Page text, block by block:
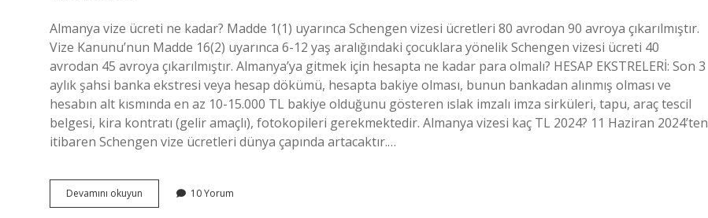
Almanya vize ücreti ne kadar? Madde 1(1) uyarınca Schengen vizesi ücretleri 80 avrodan 90 avroya çıkarılmıştır.
Vize Kanunu’nun Madde 16(2) uyarınca 6-12 yaş aralığındaki çocuklara yönelik Schengen vizesi ücreti 40
avrodan 45 avroya çıkarılmıştır. Almanya’ya gitmek için hesapta ne kadar para olmalı? HESAP EKSTRELERİ: Son 3
aylık şahsi banka ekstresi veya hesap dökümü, hesapta bakiye olması, bunun bankadan alınmış olması ve
hesabın alt kısmında en az 10-15.000 TL bakiye olduğunu gösteren ıslak imzalı imza sirküleri, tapu, araç tescil
belgesi, kira kontratı (gelir amaçlı), fotokopileri gerekmektedir. Almanya vizesi kaç TL 2024? 11 Haziran 2024’ten
itibaren Schengen vize ücretleri dünya çapında artacaktır.…
Devamını okuyun Almanyaya
Gitmek
10 Yorum